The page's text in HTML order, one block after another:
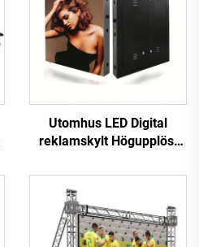
Utomhus LED Digital
reklamskylt Högupplöst
prestanda P10 LED
Videovägg
Jordglovarskärm